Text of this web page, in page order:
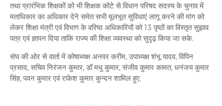
तथा प्रारंभिक शिक्षकों को भी शिक्षक कोटे से विधान परिषद सदस्य के चुनाव में
मताधिकार का अधिकार देने समेत सभी मूलभूत सुविधाएं लागू करने की मांग को
लेकर शिक्षा मंत्री एवं विभाग के वरिष्ठ अधिकारियों को 13 पृष्ठों का विस्तृत सुझाव
पत्र एवं ज्ञापन दिया ताकि राज्य की शिक्षा व्यवस्था को सुदृढ़ किया जा सके.
संघ की ओर से वार्ता में कोषाध्यक्ष अनवर करीम, उपाध्यक्ष शंभू यादव, विपिन
प्रसाद, सचिव निरंजन कुमार, डॉ मधु कुमार, संजीव कुमार कामत, धनंजय कुमार
सिंह, पवन कुमार एवं राकेश कुमार कुन्दन शामिल हुए.